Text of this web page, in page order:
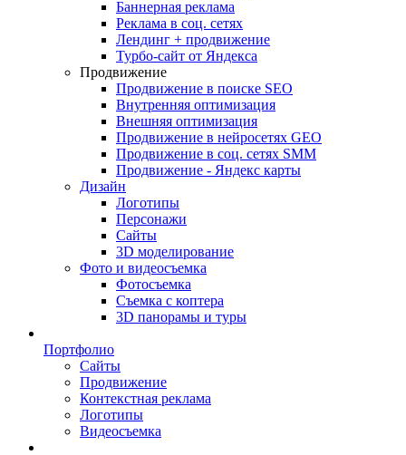
Баннерная реклама
Реклама в соц. сетях
Лендинг + продвижение
Турбо-сайт от Яндекса
Продвижение
Продвижение в поиске SEO
Внутренняя оптимизация
Внешняя оптимизация
Продвижение в нейросетях GEO
Продвижение в соц. сетях SMM
Продвижение - Яндекс карты
Дизайн
Логотипы
Персонажи
Сайты
3D моделирование
Фото и видеосъемка
Фотосъемка
Съемка с коптера
3D панорамы и туры
Портфолио
Сайты
Продвижение
Контекстная реклама
Логотипы
Видеосъемка